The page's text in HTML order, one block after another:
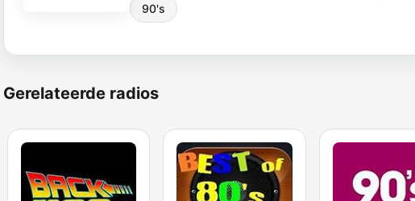
90's
Gerelateerde radios